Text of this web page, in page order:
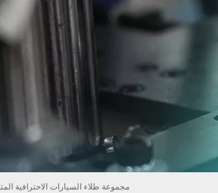
مجموعة طلاء السيارات الاحترافية